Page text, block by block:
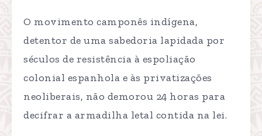
O movimento camponês indígena,
detentor de uma sabedoria lapidada por
séculos de resistência à espoliação
colonial espanhola e às privatizações
neoliberais, não demorou 24 horas para
decifrar a armadilha letal contida na lei.